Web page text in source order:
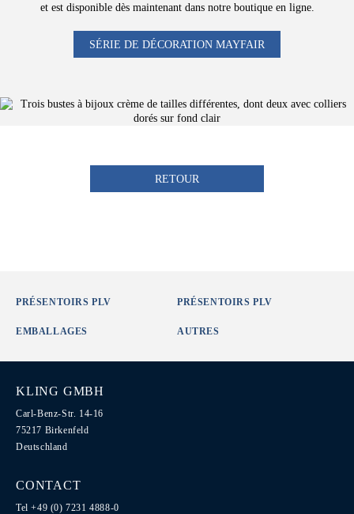
et est disponible dès maintenant dans notre boutique en ligne.
SÉRIE DE DÉCORATION MAYFAIR
RETOUR
PRÉSENTOIRS PLV PRÉSENTOIRS PLV
EMBALLAGES AUTRES
KLING GMBH
Carl-Benz-Str. 14-16
75217 Birkenfeld
Deutschland
CONTACT
Tel +49 (0) 7231 4888-0